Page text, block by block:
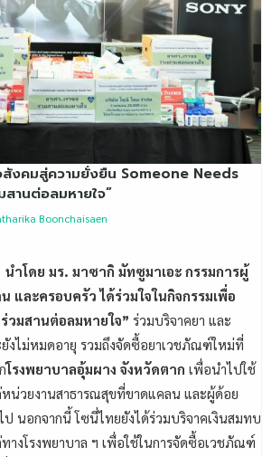
สังคมสู่ความยั่งยืน Someone Needs
สานต่อลมหายใจ”
Boonchaisaen
โดย มร. มาซากิ มัทซูมาเอะ กรรมการผู้
และครอบครัว ได้ร่วมใจในกิจกรรมเพื่อ
วมสานต่อลมหายใจ” ร่วมบริจาคยา และ
งไม่หมดอายุ รวมถึงจัดซื้อยาเวชภัณฑ์ใหม่ที่
โรงพยาบาลอุ้มผาง จังหวัดตาก เพื่อนำไปใช้
น่วยงานสาธารณสุขที่ขาดแคลน และผู้ด้อย
นอกจากนี้ โซนี่ไทยยังได้ร่วมบริจาคเงินสมทบ
างโรงพยาบาล ฯ เพื่อใช้ในการจัดซื้อเวชภัณฑ์